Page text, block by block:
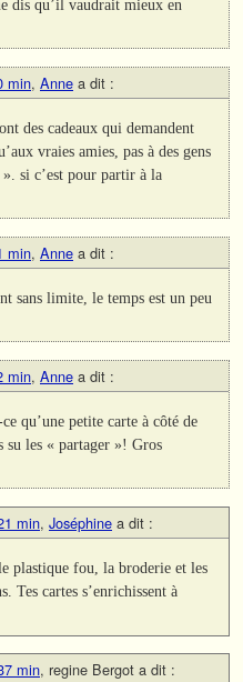
dis qu’il vaudrait mieux en
min, Anne a dit :
des cadeaux qui demandent
vraies amies, pas à des gens
si c’est pour partir à la
min, Anne a dit :
sans limite, le temps est un peu
min, Anne a dit :
qu’une petite carte à côté de
su les « partager »! Gros
min, Joséphine a dit :
plastique fou, la broderie et les
Tes cartes s’enrichissent à
min, regine Bergot a dit :